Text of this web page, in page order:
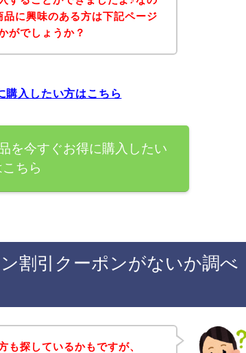
に興味のある方は下記ページ
がでしょうか？
購入したい方はこちら
を今すぐお得に購入したい
ちら
割引クーポンがないか調べ
も探しているかもですが、